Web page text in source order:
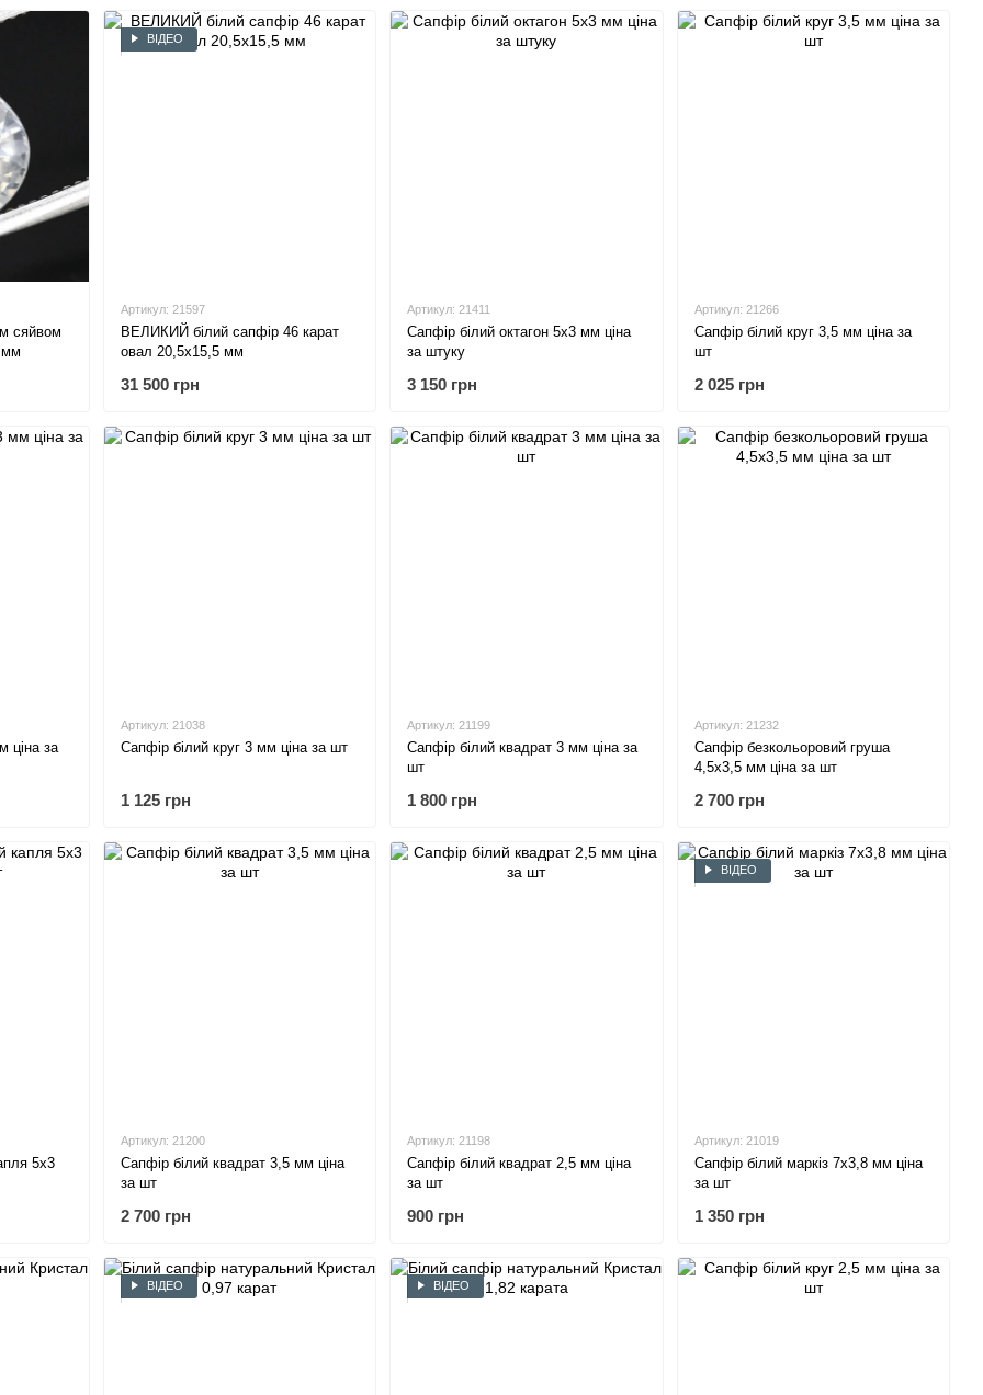
сяйвом
мм
ВІДЕО
Артикул: 21597
ВЕЛИКИЙ білий сапфір 46 карат
овал 20,5х15,5 мм
31 500 грн
Артикул: 21411
Сапфір білий октагон 5х3 мм ціна
за штуку
3 150 грн
Артикул: 21266
Сапфір білий круг 3,5 мм ціна за
шт
2 025 грн
ціна за
Артикул: 21038
Сапфір білий круг 3 мм ціна за шт
1 125 грн
Артикул: 21199
Сапфір білий квадрат 3 мм ціна за
шт
1 800 грн
Артикул: 21232
Сапфір безкольоровий груша
4,5х3,5 мм ціна за шт
2 700 грн
5х3
Артикул: 21200
Сапфір білий квадрат 3,5 мм ціна
за шт
2 700 грн
Артикул: 21198
Сапфір білий квадрат 2,5 мм ціна
за шт
900 грн
ВІДЕО
Артикул: 21019
Сапфір білий маркіз 7х3,8 мм ціна
за шт
1 350 грн
ВІДЕО ВІДЕО